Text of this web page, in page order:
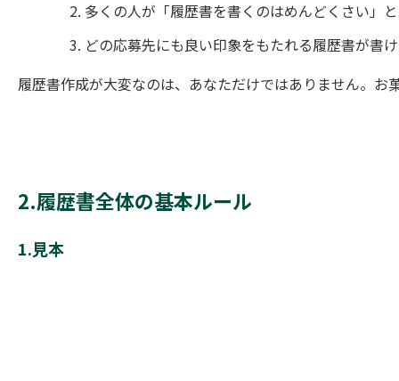
多くの人が「履歴書を書くのはめんどくさい」
どの応募先にも良い印象をもたれる履歴書が書
履歴書作成が大変なのは、あなただけではありません。
2.履歴書全体の基本ルール
1.見本